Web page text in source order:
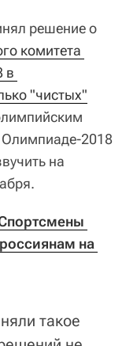
решение о
комитета
в
"чистых"
Олимпиаде-2018
на
на
такое